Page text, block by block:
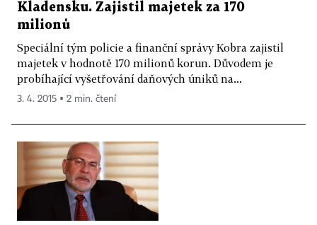
Kladensku. Zajistil majetek za 170
milionů
Speciální tým policie a finanční správy Kobra zajistil
majetek v hodnotě 170 milionů korun. Důvodem je
probíhající vyšetřování daňových úniků na...
3. 4. 2015 ▪ 2 min. čtení